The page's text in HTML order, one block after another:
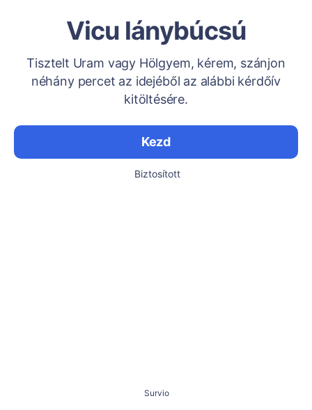
Vicu lánybúcsú
Tisztelt Uram vagy Hölgyem, kérem, szánjon
néhány percet az idejéből az alábbi kérdőív
kitöltésére.
Kezd
Biztosított
Survio